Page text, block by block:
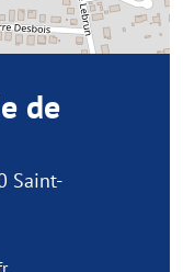
de
Saint-